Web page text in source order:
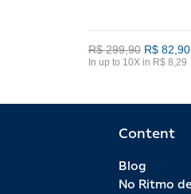
R$ 299,90 R$ 82,90
In up to 10X in R$ 8,29
Content
Blog
No Ritmo